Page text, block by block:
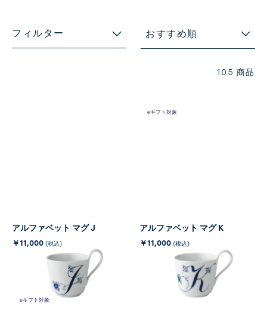
フィルター おすすめ順
105 商品
アルファベット マグ J
￥11,000 (税込)
eギフト対象
アルファベット マグ K
￥11,000 (税込)
eギフト対象